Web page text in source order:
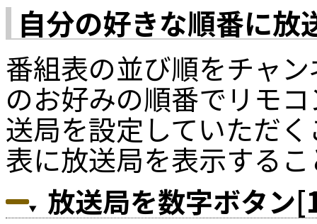
自分の好きな順番に
番組表の並び順をチャ
のお好みの順番でリモ
送局を設定していただ
表に放送局を表示する
放送局を数字ボタン